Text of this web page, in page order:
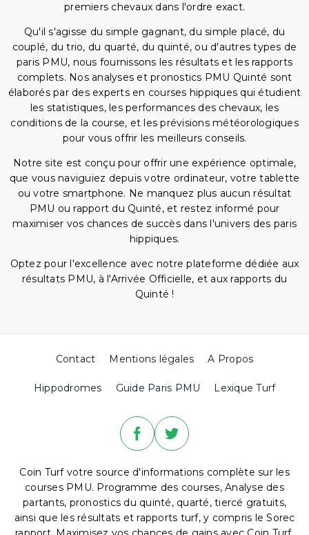
premiers chevaux dans l'ordre exact.
Qu'il s'agisse du simple gagnant, du simple placé, du
couplé, du trio, du quarté, du quinté, ou d'autres types de
paris PMU, nous fournissons les résultats et les rapports
complets. Nos analyses et pronostics PMU Quinté sont
élaborés par des experts en courses hippiques qui étudient
les statistiques, les performances des chevaux, les
conditions de la course, et les prévisions météorologiques
pour vous offrir les meilleurs conseils.
Notre site est conçu pour offrir une expérience optimale,
que vous naviguiez depuis votre ordinateur, votre tablette
ou votre smartphone. Ne manquez plus aucun résultat
PMU ou rapport du Quinté, et restez informé pour
maximiser vos chances de succès dans l'univers des paris
hippiques.
Optez pour l'excellence avec notre plateforme dédiée aux
résultats PMU, à l'Arrivée Officielle, et aux rapports du
Quinté !
Contact Mentions légales A Propos
Hippodromes Guide Paris PMU Lexique Turf
Coin Turf votre source d'informations complète sur les
courses PMU. Programme des courses, Analyse des
partants, pronostics du quinté, quarté, tiercé gratuits,
ainsi que les résultats et rapports turf, y compris le Sorec